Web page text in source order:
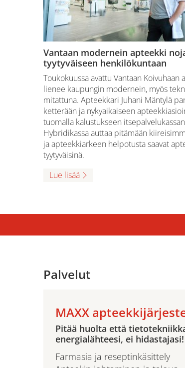
Vantaan modernein apteekki
tyytyväiseen henkilökuntaan
Toukokuussa avattu Vantaan Koivuhaan
lienee kaupungin modernein, myös
mitattuna. Apteekkari Juhani Mäntylä
ketterään ja nykyaikaiseen
tuomalla kalustukseen
Hybridikassa auttaa pitämään
ja apteekkiarkeen helpotusta saavat
tyytyväisinä.
Lue lisää
Palvelut
MAXX
Pitää huolta että
energialähteesi, ei hidastajasi!
Farmasia ja reseptinkäsittely